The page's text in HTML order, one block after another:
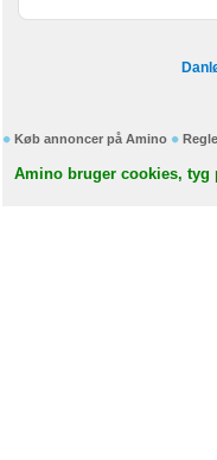
Køb annoncer på Amino
Amino bruger cookies, tyg